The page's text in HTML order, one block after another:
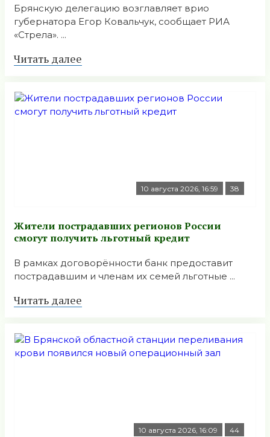
Брянскую делегацию возглавляет врио
губернатора Егор Ковальчук, сообщает РИА
«Стрела». ...
Читать далее
10 августа 2026, 16:59 38
Жители пострадавших регионов России
смогут получить льготный кредит
В рамках договорённости банк предоставит
пострадавшим и членам их семей льготные ...
Читать далее
10 августа 2026, 16:09 44